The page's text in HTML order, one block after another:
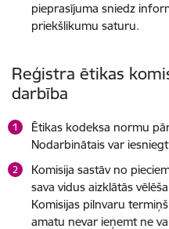
pieprasījuma sniedz
priekšlikumu saturu.
Reģistra ētikas
darbība
Ētikas kodeksa normu
Nodarbinātais var
Komisija sastāv no
sava vidus aizklātās
Komisijas pilnvaru
amatu nevar ieņemt ne